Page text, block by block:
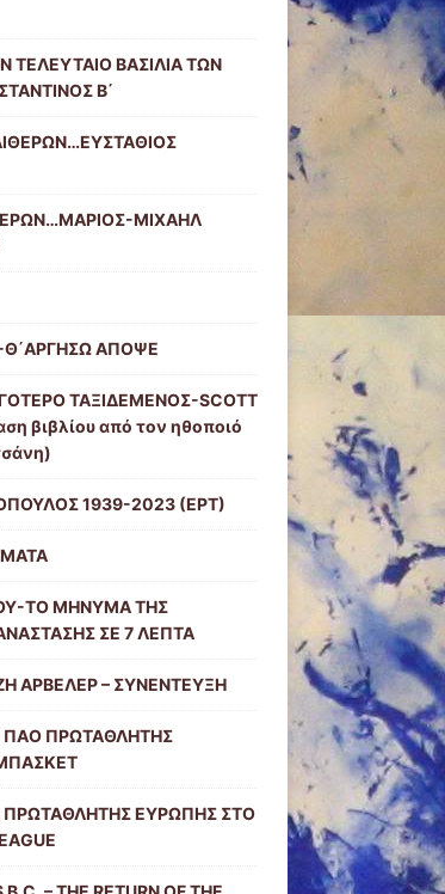
ΤΕΛΕΥΤΑΙΟ ΒΑΣΙΛΙΑ ΤΩΝ
Β΄
ΜΙΧΑΗΛ
Θ΄ΑΡΓΗΣΩ ΑΠΟΨΕ
ΤΑΞΙΔΕΜΕΝΟΣ-SCOTT
βιβλίου από τον ηθοποιό
1939-2023 (ΕΡΤ)
ΤΟ ΜΗΝΥΜΑ ΤΗΣ
ΣΕ 7 ΛΕΠΤΑ
ΑΡΒΕΛΕΡ – ΣΥΝΕΝΤΕΥΞΗ
ΠΑΟ ΠΡΩΤΑΘΛΗΤΗΣ
ΕΥΡΩΠΗΣ ΣΤΟ